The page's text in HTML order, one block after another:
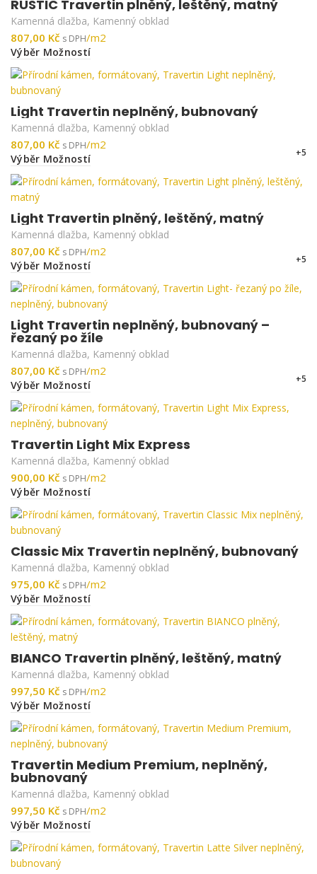
RUSTIC Travertin plněný, leštěný, matný
Kamenná dlažba, Kamenný obklad
Kč
Výběr Možností
Light Travertin neplněný, bubnovaný
Kamenná dlažba, Kamenný obklad
Kč
Výběr Možností +5
Light Travertin plněný, leštěný, matný
Kamenná dlažba, Kamenný obklad
Kč
Výběr Možností +5
Light Travertin neplněný, bubnovaný –
řezaný po žíle
Kamenná dlažba, Kamenný obklad
Kč
Výběr Možností +5
Travertin Light Mix Express
Kamenná dlažba, Kamenný obklad
Kč
Výběr Možností
Classic Mix Travertin neplněný, bubnovaný
Kamenná dlažba, Kamenný obklad
Kč
Výběr Možností
BIANCO Travertin plněný, leštěný, matný
Kamenná dlažba, Kamenný obklad
Kč
Výběr Možností
Travertin Medium Premium, neplněný,
bubnovaný
Kamenná dlažba, Kamenný obklad
Kč
Výběr Možností